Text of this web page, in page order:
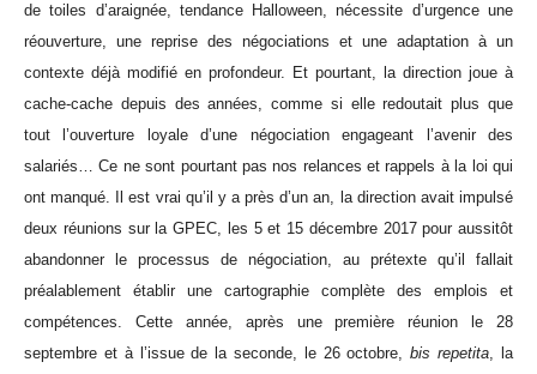
de toiles d’araignée, tendance Halloween, nécessite d’urgence une
réouverture, une reprise des négociations et une adaptation à un
contexte déjà modifié en profondeur. Et pourtant, la direction joue à
cache-cache depuis des années, comme si elle redoutait plus que
tout l’ouverture loyale d’une négociation engageant l’avenir des
salariés… Ce ne sont pourtant pas nos relances et rappels à la loi qui
ont manqué. Il est vrai qu’il y a près d’un an, la direction avait impulsé
deux réunions sur la GPEC, les 5 et 15 décembre 2017 pour aussitôt
abandonner le processus de négociation, au prétexte qu’il fallait
préalablement établir une cartographie complète des emplois et
compétences. Cette année, après une première réunion le 28
septembre et à l’issue de la seconde, le 26 octobre,bis repetita, la